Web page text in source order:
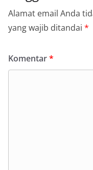
Alamat email Anda
yang wajib ditandai *
Komentar*